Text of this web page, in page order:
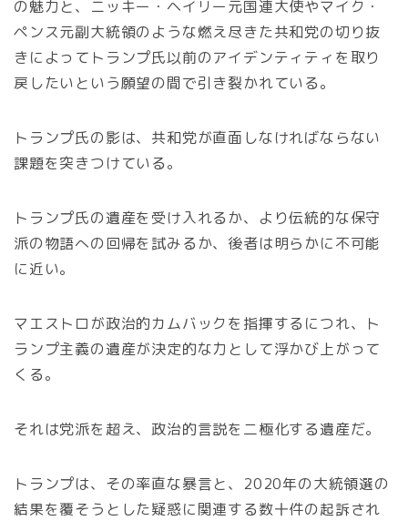
の魅力と、ニッキー・ヘイリー元国連大使やマイク・
ペンス元副大統領のような燃え尽きた共和党の切り抜
きによってトランプ氏以前のアイデンティティを取り
戻したいという願望の間で引き裂かれている。
トランプ氏の影は、共和党が直面しなければならない
課題を突きつけている。
トランプ氏の遺産を受け入れるか、より伝統的な保守
派の物語への回帰を試みるか、後者は明らかに不可能
に近い。
マエストロが政治的カムバックを指揮するにつれ、ト
ランプ主義の遺産が決定的な力として浮かび上がって
くる。
それは党派を超え、政治的言説を二極化する遺産だ。
トランプは、その率直な暴言と、2020年の大統領選の
結果を覆そうとした疑惑に関連する数十件の起訴され